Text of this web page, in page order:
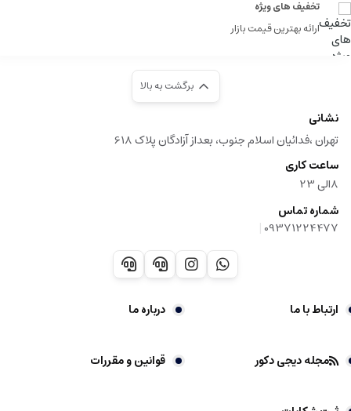
تخفیف های ویژه
ارائه بهترین قیمت بازار
برگشت به بالا
نشانی
تهران ،فدائیان اسلام جنوب، بعداز آزادگان پلاک 618
ساعت کاری
8الی 23
شماره تماس
09371224477
|
ارتباط با ما درباره ما
مجله دیجی دکور قوانین و مقررات